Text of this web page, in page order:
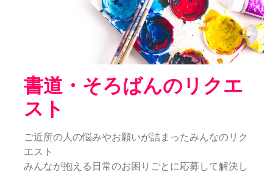
書道・そろばんのリクエ
スト
ご近所の人の悩みやお願いが詰まったみんなのリク
エスト
みんなが抱える日常のお困りごとに応募して解決し